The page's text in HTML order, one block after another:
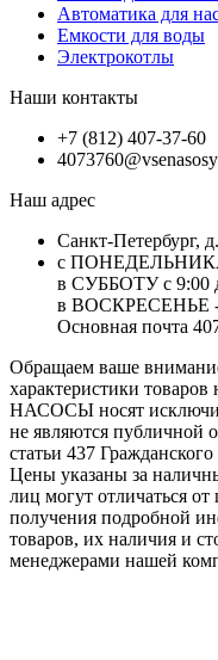
Автоматика для
Емкости для воды
Электрокотлы
Наши контакты
+7 (812) 407-37-60
Наш адрес
Санкт-Петербург,
с
в СУББОТУ с 9:00
в
Основная почта
Обращаем ваше
характеристики
НАСОСЫ носят
не являютcя публичной
стaтьи 437
Цены указаны за
лиц могут отличаться
пoлучения подробной
товaров, их наличия и
менеджерами нашей